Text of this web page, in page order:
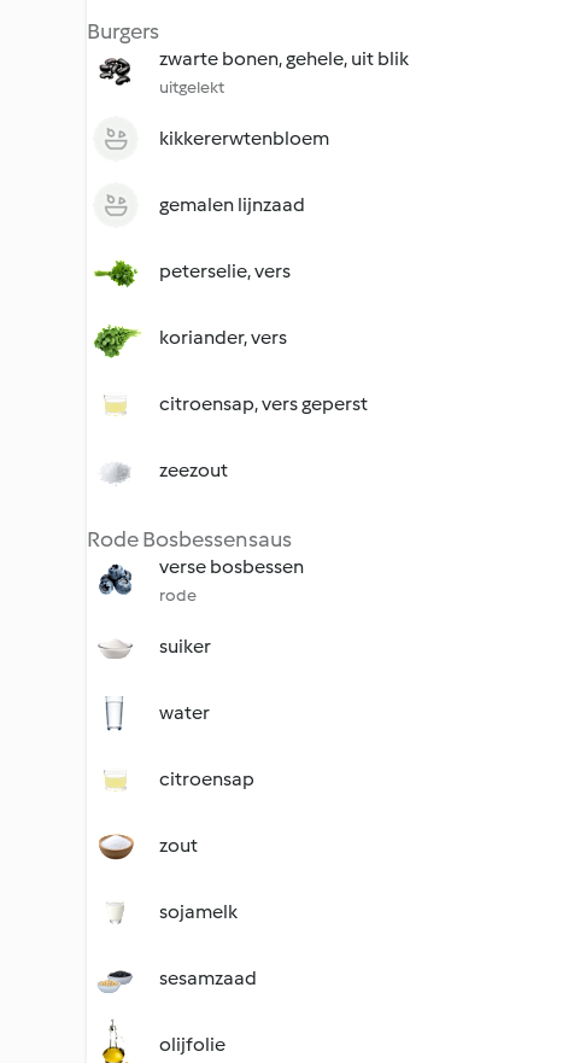
Burgers
zwarte bonen, gehele, uit blik
uitgelekt
kikkererwtenbloem
gemalen lijnzaad
peterselie, vers
koriander, vers
citroensap, vers geperst
zeezout
Rode Bosbessensaus
verse bosbessen
rode
suiker
water
citroensap
zout
sojamelk
sesamzaad
olijfolie